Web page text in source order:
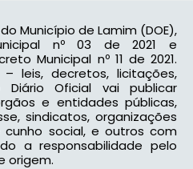
Município de Lamim (DOE),
nº 03 de 2021 e
Municipal nº 11 de 2021.
leis, decretos, licitações,
Oficial vai publicar
e entidades públicas,
sindicatos, organizações
social, e outros com
a responsabilidade pelo
origem.